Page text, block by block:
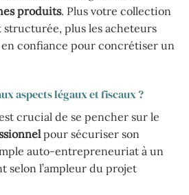
produits. Plus votre collection
plus les acheteurs
confiance pour concrétiser un
aspects légaux et fiscaux ?
crucial de se pencher sur le
pour sécuriser son
auto-entrepreneuriat à un
selon l’ampleur du projet